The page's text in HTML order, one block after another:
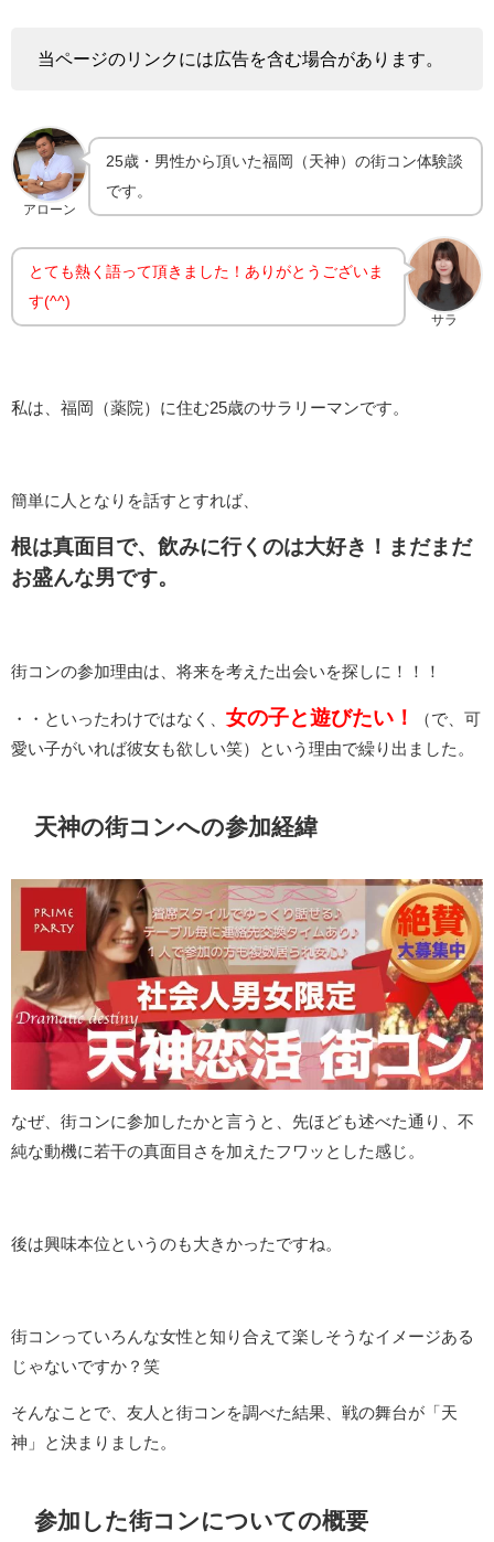
当ページのリンクには広告を含む場合があります。
アローン
25歳・男性から頂いた福岡（天神）の街コン体験談
です。
サラ
とても熱く語って頂きました！ありがとうございま
す(^^)
私は、福岡（薬院）に住む25歳のサラリーマンです。
簡単に人となりを話すとすれば、
根は真面目で、飲みに行くのは大好き！まだまだ
お盛んな男です。
街コンの参加理由は、将来を考えた出会いを探しに！！！
・・といったわけではなく、 女の子と遊びたい！
（で、可
愛い子がいれば彼女も欲しい笑）という理由で繰り出ました。
天神の街コンへの参加経緯
なぜ、街コンに参加したかと言うと、先ほども述べた通り、不
純な動機に若干の真面目さを加えたフワッとした感じ。
後は興味本位というのも大きかったですね。
街コンっていろんな女性と知り合えて楽しそうなイメージある
じゃないですか？笑
そんなことで、友人と街コンを調べた結果、戦の舞台が「天
神」と決まりました。
参加した街コンについての概要